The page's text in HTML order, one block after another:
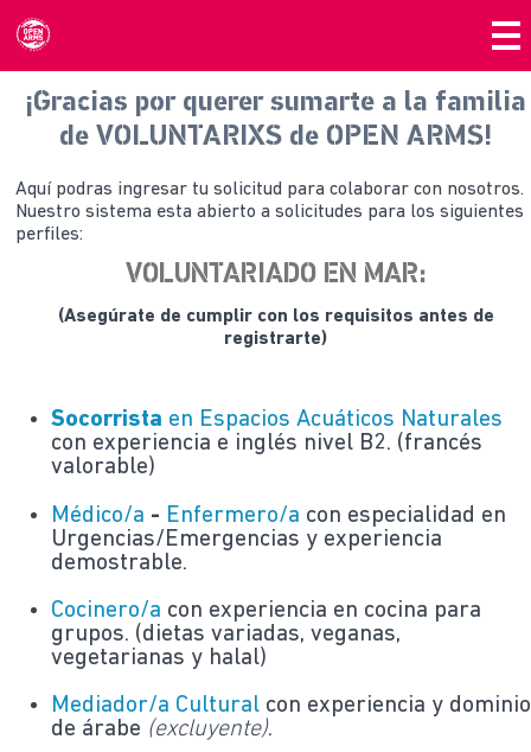
¡Gracias por querer sumarte a la familia
de VOLUNTARIXS de OPEN ARMS!
Aquí podras ingresar tu solicitud para colaborar con nosotros.
Nuestro sistema esta abierto a solicitudes para los siguientes
perfiles:
VOLUNTARIADO EN MAR:
(Asegúrate de cumplir con los requisitos antes de
registrarte)
Socorrista en Espacios Acuáticos Naturales
con experiencia e inglés nivel B2. (francés
valorable)
Médico/a - Enfermero/a con especialidad en
Urgencias/Emergencias y experiencia
demostrable.
Cocinero/a con experiencia en cocina para
grupos. (dietas variadas, veganas,
vegetarianas y halal)
Mediador/a Cultural con experiencia y dominio
de árabe (excluyente).